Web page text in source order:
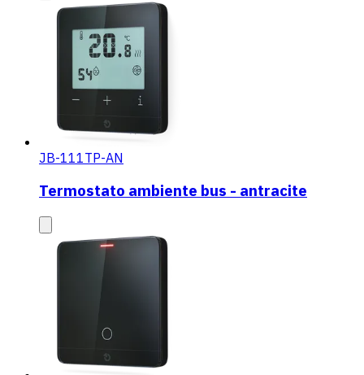
JB-111TP-AN
Termostato ambiente bus - antracite